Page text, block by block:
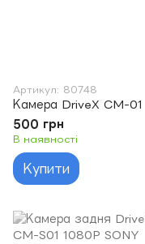
Артикул: 80748
Камера DriveX CM-01
500 грн
В наявності
Купити